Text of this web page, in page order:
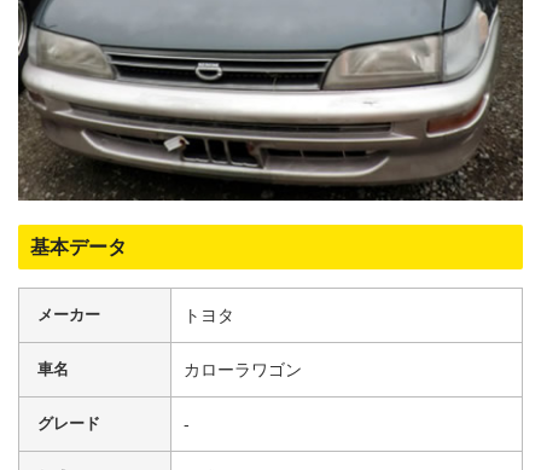
基本データ
メーカー トヨタ
車名 カローラワゴン
グレード -